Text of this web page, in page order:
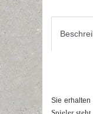
Sie erhalten